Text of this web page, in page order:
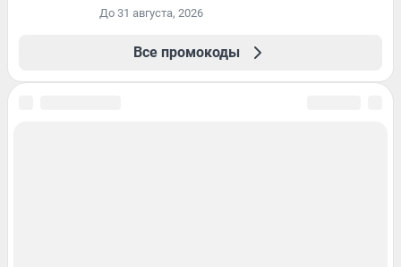
До 31 августа, 2026
Все промокоды